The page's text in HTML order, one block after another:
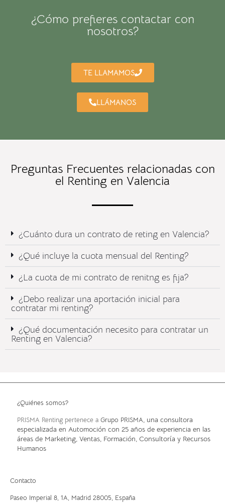
¿Cómo prefieres contactar con
nosotros?
TE LLAMAMOS
LLÁMANOS
Preguntas Frecuentes relacionadas con
el Renting en Valencia
¿Cuánto dura un contrato de reting en Valencia?
¿Qué incluye la cuota mensual del Renting?​
¿La cuota de mi contrato de renitng es fija?
¿Debo realizar una aportación inicial para
contratar mi renting?
¿Qué documentación necesito para contratar un
Renting en Valencia?
¿Quiénes somos?
PRISMA Renting pertenece a Grupo PRISMA, una consultora
especializada en Automoción con 25 años de experiencia en las
áreas de Marketing, Ventas, Formación, Consultoría y Recursos
Humanos
Contacto
Paseo Imperial 8, 1A, Madrid 28005, España